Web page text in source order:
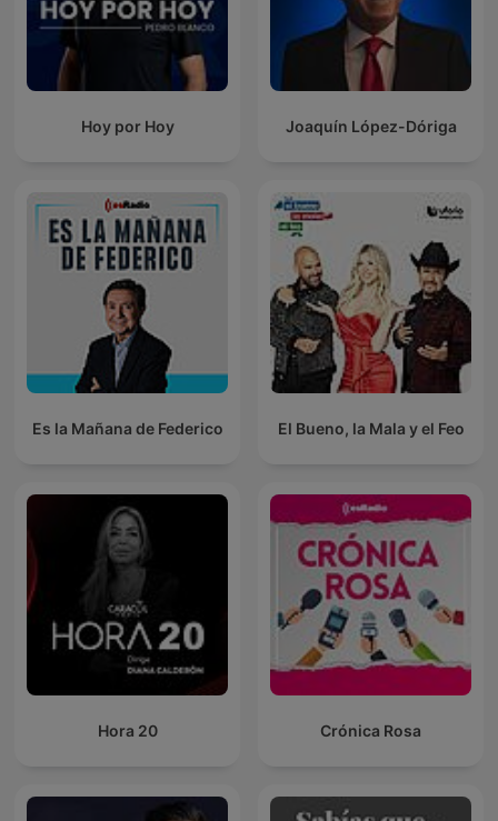
Hoy por Hoy Joaquín López-Dóriga
Es la Mañana de Federico El Bueno, la Mala y el Feo
Hora 20 Crónica Rosa